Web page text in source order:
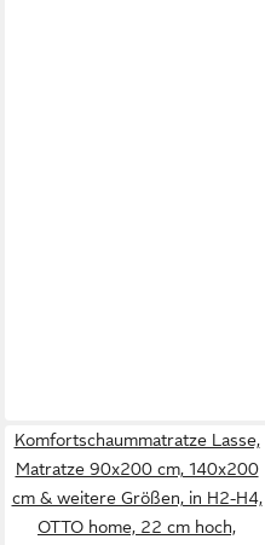
Komfortschaummatratze Lasse,
Matratze 90x200 cm, 140x200
cm & weitere Größen, in H2-H4,
OTTO home, 22 cm hoch,